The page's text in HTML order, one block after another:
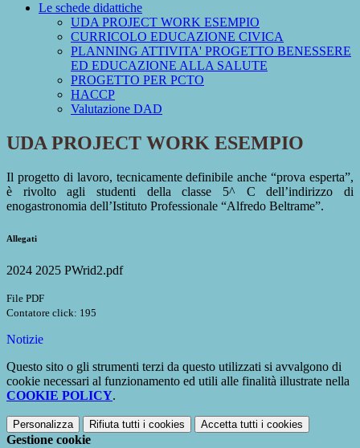
Le schede didattiche
UDA PROJECT WORK ESEMPIO
CURRICOLO EDUCAZIONE CIVICA
PLANNING ATTIVITA' PROGETTO BENESSERE
ED EDUCAZIONE ALLA SALUTE
PROGETTO PER PCTO
HACCP
Valutazione DAD
UDA PROJECT WORK ESEMPIO
Il progetto di lavoro, tecnicamente definibile anche “prova esperta”,
è rivolto agli studenti della classe 5^ C dell’indirizzo di
enogastronomia dell’Istituto Professionale “Alfredo Beltrame”.
Allegati
2024 2025 PWrid2.pdf
File PDF
Contatore click: 195
Notizie
Questo sito o gli strumenti terzi da questo utilizzati si avvalgono di
cookie necessari al funzionamento ed utili alle finalità illustrate nella
COOKIE POLICY.
Personalizza Rifiuta tutti i cookies Accetta tutti i cookies
Gestione cookie